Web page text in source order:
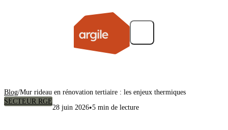
Blog/Mur rideau en rénovation tertiaire : les enjeux thermiques
SECTEUR RGE
28 juin 2026•5 min de lecture